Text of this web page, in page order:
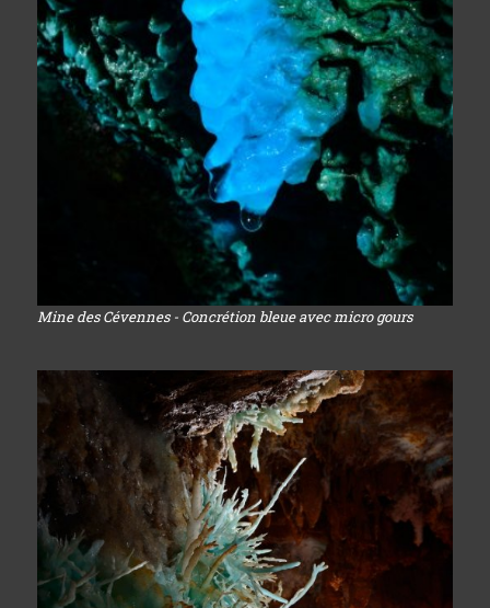
Mine des Cévennes - Concrétion bleue avec micro gours